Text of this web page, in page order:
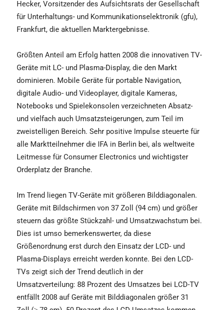
Hecker, Vorsitzender des Aufsichtsrats der Gesellschaft
für Unterhaltungs- und Kommunikationselektronik (gfu),
Frankfurt, die aktuellen Marktergebnisse.
Größten Anteil am Erfolg hatten 2008 die innovativen TV-
Geräte mit LC- und Plasma-Display, die den Markt
dominieren. Mobile Geräte für portable Navigation,
digitale Audio- und Videoplayer, digitale Kameras,
Notebooks und Spielekonsolen verzeichneten Absatz-
und vielfach auch Umsatzsteigerungen, zum Teil im
zweistelligen Bereich. Sehr positive Impulse steuerte für
alle Marktteilnehmer die IFA in Berlin bei, als weltweite
Leitmesse für Consumer Electronics und wichtigster
Orderplatz der Branche.
Im Trend liegen TV-Geräte mit größeren Bilddiagonalen.
Geräte mit Bildschirmen von 37 Zoll (94 cm) und größer
steuern das größte Stückzahl- und Umsatzwachstum bei.
Dies ist umso bemerkenswerter, da diese
Größenordnung erst durch den Einsatz der LCD- und
Plasma-Displays erreicht werden konnte. Bei den LCD-
TVs zeigt sich der Trend deutlich in der
Umsatzverteilung: 88 Prozent des Umsatzes bei LCD-TV
entfällt 2008 auf Geräte mit Bilddiagonalen größer 31